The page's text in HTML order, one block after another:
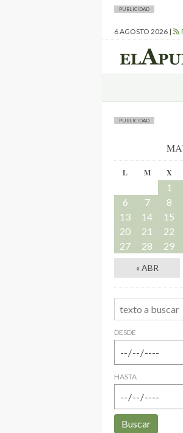
PUBLICIDAD
6 AGOSTO 2026 |
PUBLICIDAD
L M X
« ABR
1
6
7 8
13
14 15
20
21 22
27
28 29
DESDE
HASTA
Buscar